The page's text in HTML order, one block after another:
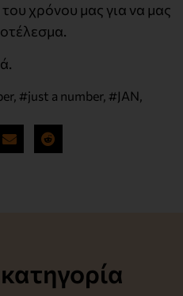
χρόνου μας για να μας
, #just a number, #JAN